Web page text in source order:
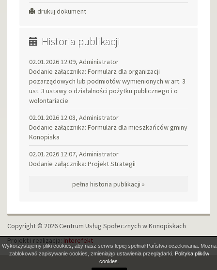
drukuj dokument
Historia publikacji
02.01.2026 12:09, Administrator
Dodanie załącznika: Formularz dla organizacji
pozarządowych lub podmiotów wymienionych w art. 3
ust. 3 ustawy o działalności pożytku publicznego i o
wolontariacie
02.01.2026 12:08, Administrator
Dodanie załącznika: Formularz dla mieszkańców gminy
Konopiska
02.01.2026 12:07, Administrator
Dodanie załącznika: Projekt Strategii
pełna historia publikacji »
Copyright © 2026 Centrum Usług Społecznych w Konopiskach
Projekt i realizacja: Interefekt
Wykorzystujemy pliki cookies, aby nasz serwis lepiej spełniał Państwa oczekiwania. Można
zablokować zapisywanie cookies, zmieniając ustawienia przeglądarki. Polityka plików
cookies.